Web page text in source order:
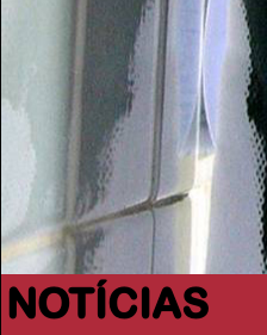
NOTÍCIAS